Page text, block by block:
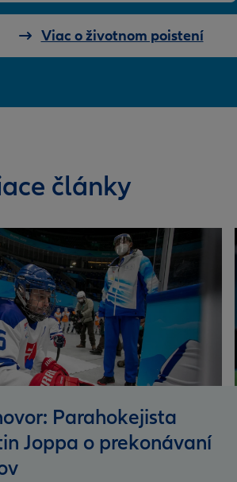
Viac o životnom poistení
články
Parahokejista
Joppa o prekonávaní